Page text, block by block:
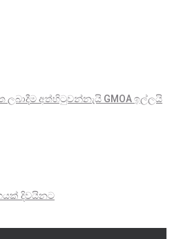
අත්හිටුවන්නැයි GMOA ඉල්ලයි
දිවයිනට